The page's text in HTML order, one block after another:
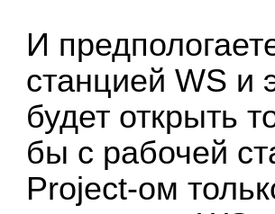
И
станцией WS и
будет открыть
бы с рабочей
Project-ом